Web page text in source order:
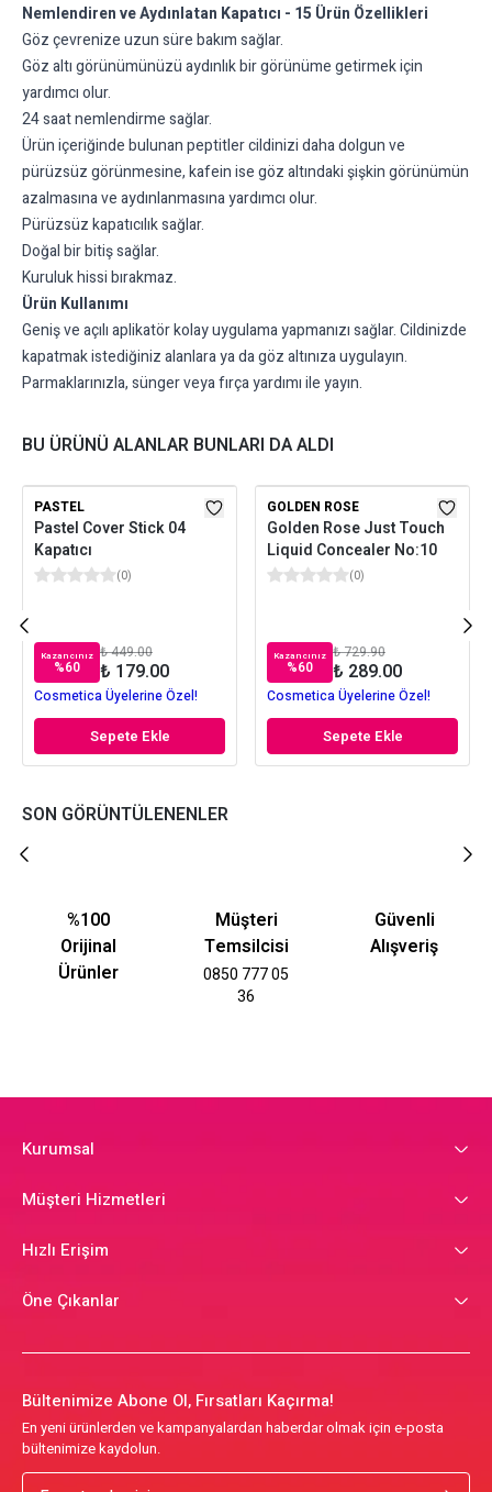
Nemlendiren ve Aydınlatan Kapatıcı - 15 Ürün Özellikleri
Göz çevrenize uzun süre bakım sağlar.
Göz altı görünümünüzü aydınlık bir görünüme getirmek için
yardımcı olur.
24 saat nemlendirme sağlar.
Ürün içeriğinde bulunan peptitler cildinizi daha dolgun ve
pürüzsüz görünmesine, kafein ise göz altındaki şişkin görünümün
azalmasına ve aydınlanmasına yardımcı olur.
Pürüzsüz kapatıcılık sağlar.
Doğal bir bitiş sağlar.
Kuruluk hissi bırakmaz.
Ürün Kullanımı
Geniş ve açılı aplikatör kolay uygulama yapmanızı sağlar. Cildinizde
kapatmak istediğiniz alanlara ya da göz altınıza uygulayın.
Parmaklarınızla, sünger veya fırça yardımı ile yayın.
BU ÜRÜNÜ ALANLAR BUNLARI DA ALDI
PASTEL
Pastel Cover Stick 04
Kapatıcı
(0)
Kazancınız
%60
₺ 449.00
₺ 179.00
Cosmetica Üyelerine Özel!
Sepete Ekle
GOLDEN ROSE
Golden Rose Just Touch
Liquid Concealer No:10
(0)
Kazancınız
%60
₺ 729.90
₺ 289.00
Cosmetica Üyelerine Özel!
Sepete Ekle
SON GÖRÜNTÜLENENLER
%100
Orijinal
Ürünler
Müşteri
Temsilcisi
0850 777 05
36
Güvenli
Alışveriş
Kurumsal
Müşteri Hizmetleri
Hızlı Erişim
Öne Çıkanlar
Bültenimize Abone Ol, Fırsatları Kaçırma!
En yeni ürünlerden ve kampanyalardan haberdar olmak için e-posta
bültenimize kaydolun.